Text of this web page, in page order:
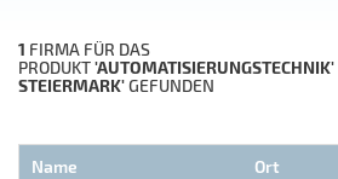
1 FIRMA FÜR DAS
PRODUKT'AUTOMATISIERUNGSTECHNIK'
STEIERMARK'GEFUNDEN
Name Ort